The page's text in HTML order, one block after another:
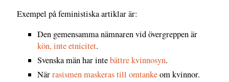
Exempel på feministiska artiklar är:
Den gemensamma nämnaren vid övergreppen är
kön, inte etnicitet.
Svenska män har intebättre kvinnosyn.
Närrasismen maskeras till omtankeom kvinnor.